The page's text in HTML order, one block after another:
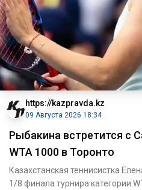
https://kazpravda.kz
09 Августа 2026 18:34
Рыбакина встретится с
WTA 1000 в Торонто
Казахстанская теннисистка
1/8 финала турнира категории